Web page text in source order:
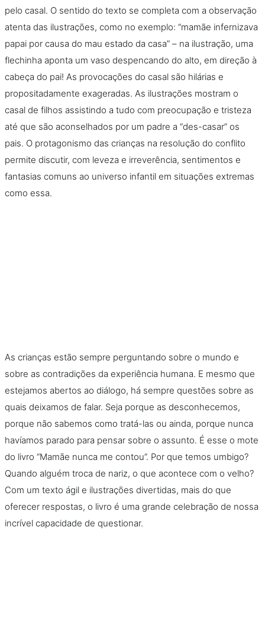
pelo casal. O sentido do texto se completa com a observação
atenta das ilustrações, como no exemplo: “mamãe infernizava
papai por causa do mau estado da casa” – na ilustração, uma
flechinha aponta um vaso despencando do alto, em direção à
cabeça do pai! As provocações do casal são hilárias e
propositadamente exageradas. As ilustrações mostram o
casal de filhos assistindo a tudo com preocupação e tristeza
até que são aconselhados por um padre a “des-casar” os
pais. O protagonismo das crianças na resolução do conflito
permite discutir, com leveza e irreverência, sentimentos e
fantasias comuns ao universo infantil em situações extremas
como essa.
As crianças estão sempre perguntando sobre o mundo e
sobre as contradições da experiência humana. E mesmo que
estejamos abertos ao diálogo, há sempre questões sobre as
quais deixamos de falar. Seja porque as desconhecemos,
porque não sabemos como tratá-las ou ainda, porque nunca
havíamos parado para pensar sobre o assunto. É esse o mote
do livro “Mamãe nunca me contou”. Por que temos umbigo?
Quando alguém troca de nariz, o que acontece com o velho?
Com um texto ágil e ilustrações divertidas, mais do que
oferecer respostas, o livro é uma grande celebração de nossa
incrível capacidade de questionar.